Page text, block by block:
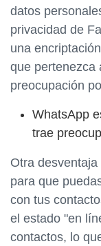
datos
privacidad de
una
que pertenezca
preocupación
WhatsApp
trae
Otra
para que
con tus
el estado "en
contactos, lo